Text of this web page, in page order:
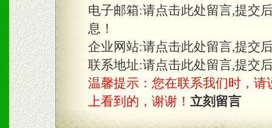
2、不定期在各大知名网站
知名度和影响力。
3、根据地方实际情况提供
具。
电子邮箱:请点击此处留言,提交
息！
企业网站:请点击此处留言,提交
联系地址:请点击此处留言,提交
温馨提示：您在联系我们时，请
上看到的，谢谢！ 立刻留言